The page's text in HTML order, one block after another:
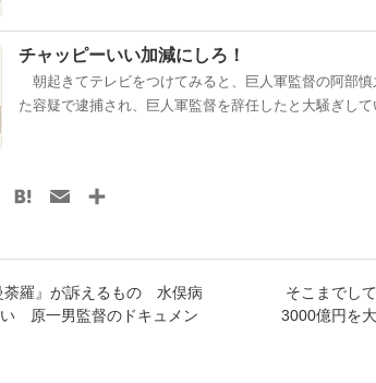
チャッピーいい加減にしろ！
朝起きてテレビをつけてみると、巨人軍監督の阿部慎
た容疑で逮捕され、巨人軍監督を辞任したと大騒ぎし
Line HatenaEmail
荼羅』が訴えるもの 水俣病
原一男監督のドキュメン
そこまでし
3000億円を